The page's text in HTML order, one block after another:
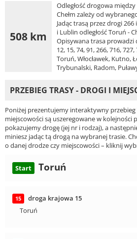
508 km
Odległość drogowa
Chełm zależy od
Jadąc trasą przez drogi
i Lublin odległość Toruń -
Opisywana trasa prowadzi
12, 15, 74, 91, 266, 716,
Toruń, Włocławek, Kutno,
Trybunalski, Radom,
PRZEBIEG TRASY - DROGI I
Poniżej prezentujemy interaktywny przebieg
miejscowości są uszeregowane w kolejności
pokazujemy drogę (jej nr i rodzaj), a
miniesz jadąc tą drogą na wybranej trasie.
o danej drodze czy miejscowości – kliknij
Start Toruń
15
droga krajowa 15
Toruń